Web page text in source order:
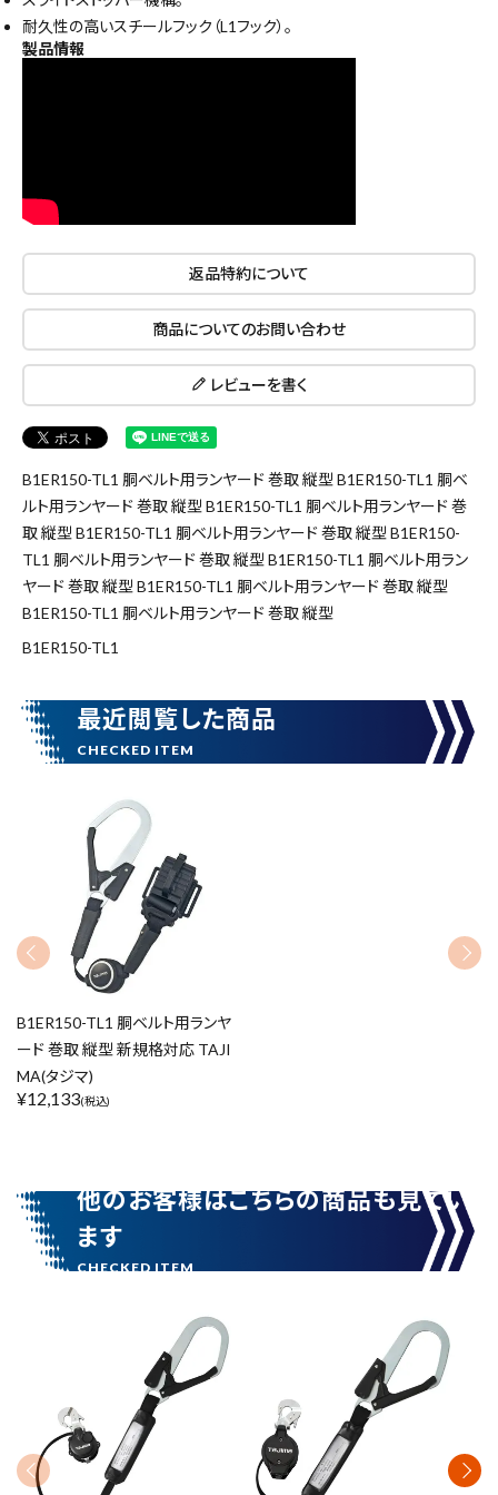
search
腰袋 バンスト展示品
カテゴリーから探す
価格から探す
円 ～
リセット
耐久性の高いスチールフック（L1フック）。
製品情報
返品特約について
商品についてのお問い合わせ
レビューを書く
B1ER150-TL1 胴ベルト用ランヤード 巻取 縦型 B1ER150-TL1 胴ベ
ルト用ランヤード 巻取 縦型 B1ER150-TL1 胴ベルト用ランヤード 巻
取 縦型 B1ER150-TL1 胴ベルト用ランヤード 巻取 縦型 B1ER150-
TL1 胴ベルト用ランヤード 巻取 縦型 B1ER150-TL1 胴ベルト用ラン
ヤード 巻取 縦型 B1ER150-TL1 胴ベルト用ランヤード 巻取 縦型
B1ER150-TL1 胴ベルト用ランヤード 巻取 縦型
B1ER150-TL1
最近閲覧した商品
B1ER150-TL1 胴ベルト用ランヤ
ード 巻取 縦型 新規格対応 TAJI
MA(タジマ)
¥12,133(税込)
他のお客様はこちらの商品も見てい
ます